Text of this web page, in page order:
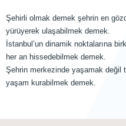
Şehirli olmak demek şehrin en
yürüyerek ulaşabilmek demek.
İstanbul’un dinamik noktalarına
her an hissedebilmek demek.
Şehrin merkezinde yaşamak değil
yaşam kurabilmek demek.